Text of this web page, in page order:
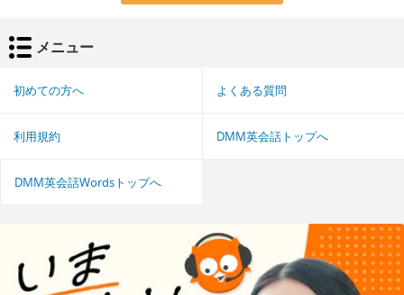
メニュー
初めての方へ よくある質問
利用規約 DMM英会話トップへ
DMM英会話Wordsトップへ